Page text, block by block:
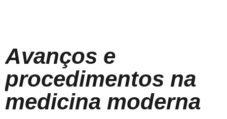
Avanços e
procedimentos na
medicina moderna